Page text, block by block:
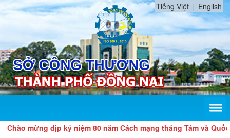
Tiếng Việt English
mừng dịp kỷ niệm 80 năm Cách mạng tháng Tám và Quốc